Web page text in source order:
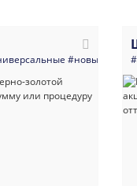
#меню#прайс_лист
#новый_год